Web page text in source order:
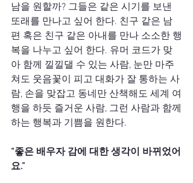
남을 원할까? 그들은 같은 시기를 보낸
또래를 만나고 싶어 한다. 친구 같은 남
편 혹은 친구 같은 아내를 만나 소소한 행
복을 나누고 싶어 한다. 유머 코드가 맞
아 함께 낄낄댈 수 있는 사람, 눈만 마주
쳐도 웃음꽃이 피고 대화가 잘 통하는 사
람, 손을 맞잡고 동네만 산책해도 세계 여
행을 하듯 즐거운 사람, 그런 사람과 함께
하는 행복과 기쁨을 원한다.
“좋은 배우자 감에 대한 생각이 바뀌었어
요.”